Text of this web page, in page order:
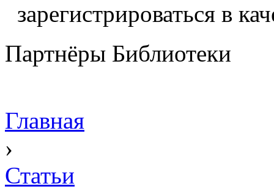
зарегистрироваться в
Партнёры Библиотеки
Главная
›
Статьи